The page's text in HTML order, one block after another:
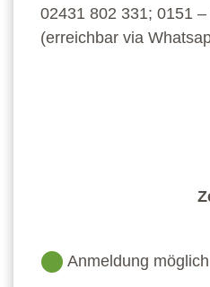
02431 802 331; 0151
(erreichbar via
Anmeldung möglich